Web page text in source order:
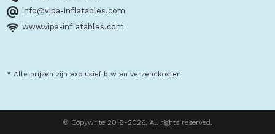
info@vipa-inflatables.com
www.vipa-inflatables.com
* Alle prijzen zijn exclusief btw en verzendkosten
© Copywrite 2018-2026. All rights reserved.